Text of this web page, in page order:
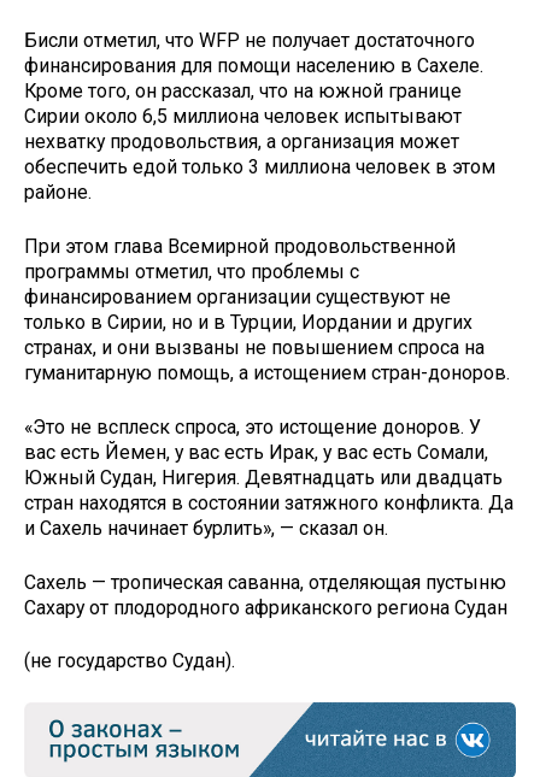
Бисли отметил, что WFP не получает достаточного
финансирования для помощи населению в Сахеле.
Кроме того, он рассказал, что на южной границе
Сирии около 6,5 миллиона человек испытывают
нехватку продовольствия, а организация может
обеспечить едой только 3 миллиона человек в этом
районе.
При этом глава Всемирной продовольственной
программы отметил, что проблемы с
финансированием организации существуют не
только в Сирии, но и в Турции, Иордании и других
странах, и они вызваны не повышением спроса на
гуманитарную помощь, а истощением стран-доноров.
«Это не всплеск спроса, это истощение доноров. У
вас есть Йемен, у вас есть Ирак, у вас есть Сомали,
Южный Судан, Нигерия. Девятнадцать или двадцать
стран находятся в состоянии затяжного конфликта. Да
и Сахель начинает бурлить», — сказал он.
Сахель — тропическая саванна, отделяющая пустыню
Сахару от плодородного африканского региона Судан
(не государство Судан).